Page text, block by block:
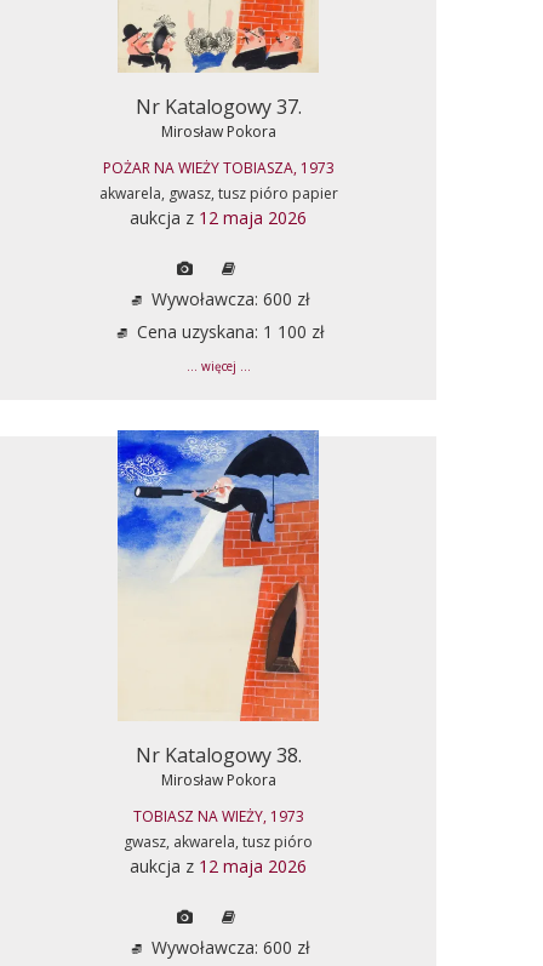
Nr Katalogowy 37.
Mirosław Pokora
POŻAR NA WIEŻY TOBIASZA, 1973
akwarela, gwasz, tusz pióro papier
aukcja z 12 maja 2026
Wywoławcza: 600 zł
Cena uzyskana: 1 100 zł
... więcej ...
Nr Katalogowy 38.
Mirosław Pokora
TOBIASZ NA WIEŻY, 1973
gwasz, akwarela, tusz pióro
aukcja z 12 maja 2026
Wywoławcza: 600 zł